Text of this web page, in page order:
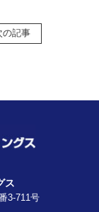
の記事
ス
3-711号